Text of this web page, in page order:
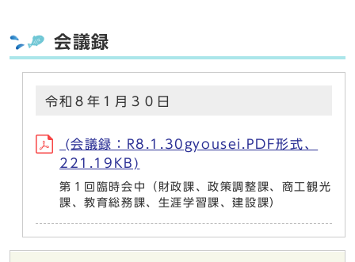
会議録
令和８年１月３０日
(会議録：R8.1.30gyousei.PDF形式、
221.19KB)
第１回臨時会中（財政課、政策調整課、商工観光
課、教育総務課、生涯学習課、建設課）